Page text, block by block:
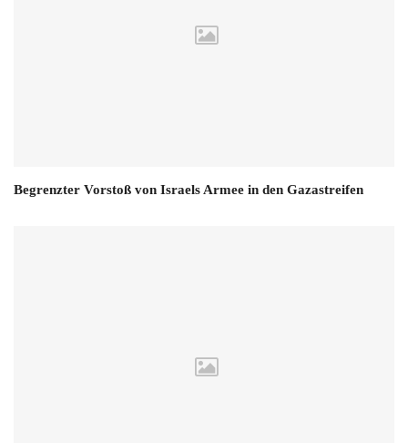
Begrenzter Vorstoß von Israels Armee in den Gazastreifen